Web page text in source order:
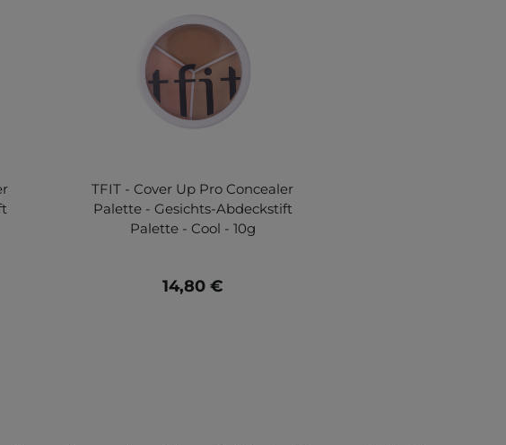
TFIT - Cover Up Pro Concealer
Palette - Gesichts-Abdeckstift
Palette - Cool - 10g
14,80 €